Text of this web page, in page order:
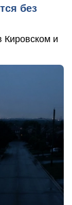
без
Кировском и